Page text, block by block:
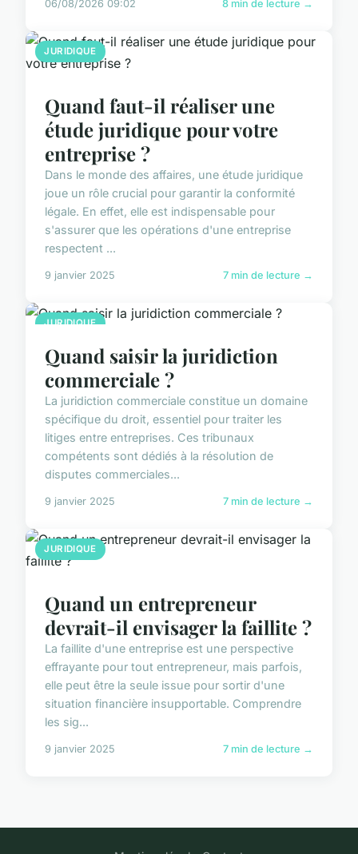
06/08/2026 09:02 8 min de lecture →
JURIDIQUE
Quand faut-il réaliser une
étude juridique pour votre
entreprise ?
Dans le monde des affaires, une étude juridique
joue un rôle crucial pour garantir la conformité
légale. En effet, elle est indispensable pour
s'assurer que les opérations d'une entreprise
respectent ...
9 janvier 2025 7 min de lecture →
JURIDIQUE
Quand saisir la juridiction
commerciale ?
La juridiction commerciale constitue un domaine
spécifique du droit, essentiel pour traiter les
litiges entre entreprises. Ces tribunaux
compétents sont dédiés à la résolution de
disputes commerciales...
9 janvier 2025 7 min de lecture →
JURIDIQUE
Quand un entrepreneur
devrait-il envisager la faillite ?
La faillite d'une entreprise est une perspective
effrayante pour tout entrepreneur, mais parfois,
elle peut être la seule issue pour sortir d'une
situation financière insupportable. Comprendre
les sig...
9 janvier 2025 7 min de lecture →